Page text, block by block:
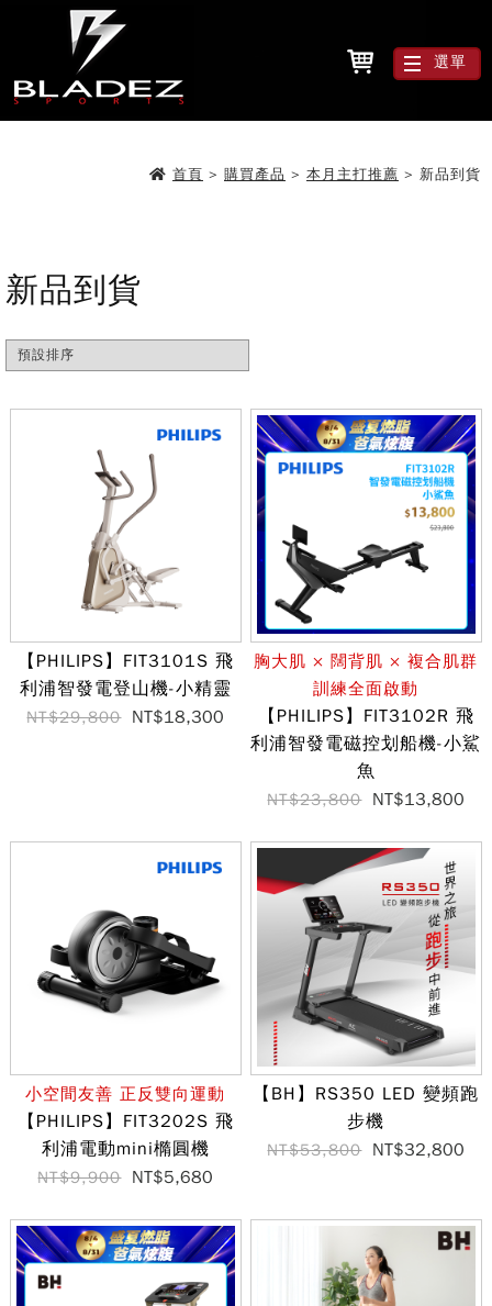
選單
首頁 > 購買產品 > 本月主打推薦 > 新品到貨
新品到貨
【PHILIPS】FIT3101S 飛
利浦智發電登山機-小精靈
NT$29,800 NT$18,300
胸大肌 × 闊背肌 × 複合肌群
訓練全面啟動
【PHILIPS】FIT3102R 飛
利浦智發電磁控划船機-小鯊
魚
NT$23,800 NT$13,800
小空間友善 正反雙向運動
【PHILIPS】FIT3202S 飛
利浦電動mini橢圓機
NT$9,900 NT$5,680
【BH】RS350 LED 變頻跑
步機
NT$53,800 NT$32,800